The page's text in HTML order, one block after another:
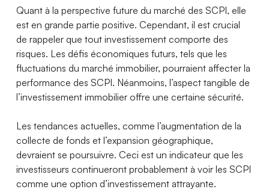
Quant à la perspective future du marché des SCPI, elle
est en grande partie positive. Cependant, il est crucial
de rappeler que tout investissement comporte des
risques. Les défis économiques futurs, tels que les
fluctuations du marché immobilier, pourraient affecter la
performance des SCPI. Néanmoins, l’aspect tangible de
l’investissement immobilier offre une certaine sécurité.
Les tendances actuelles, comme l’augmentation de la
collecte de fonds et l’expansion géographique,
devraient se poursuivre. Ceci est un indicateur que les
investisseurs continueront probablement à voir les SCPI
comme une option d’investissement attrayante.